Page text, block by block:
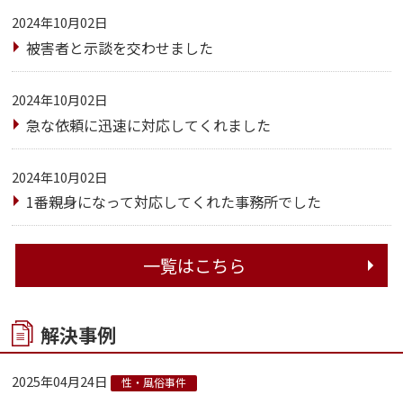
2024年10月02日
被害者と示談を交わせました
2024年10月02日
急な依頼に迅速に対応してくれました
2024年10月02日
1番親身になって対応してくれた事務所でした
一覧はこちら
解決事例
2025年04月24日 性・風俗事件